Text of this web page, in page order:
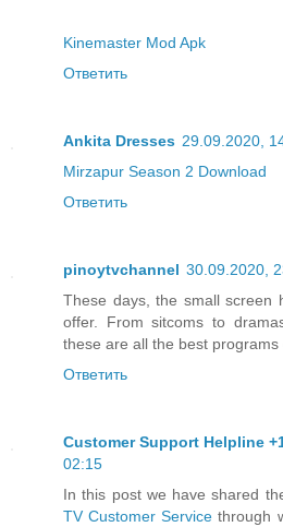
Kinemaster Mod Apk
Ответить
Ankita Dresses 29.09.2020,
Mirzapur Season 2 Download
Ответить
pinoytvchannel 30.09.2020,
These days, the small screen
offer. From sitcoms to
these are all the best programs
Ответить
Customer Support Helpline
02:15
In this post we have shared
TV Customer Service through